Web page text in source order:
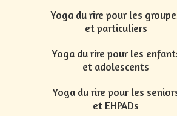
Yoga du rire pour les
et particuliers
Yoga du rire pour les
et adolescents
Yoga du rire pour les
et EHPADs